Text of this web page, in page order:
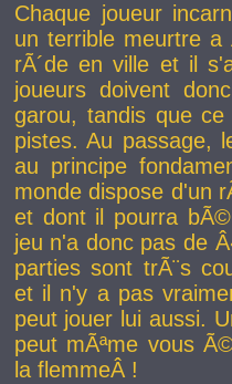
Chaque joueur
un terrible meurtre
rÃ´de en ville et il
joueurs doivent
garou, tandis que
pistes. Au passage,
au principe
monde dispose d'un
et dont il pourra
jeu n'a donc pas de
parties sont trÃ¨s
et il n'y a pas
peut jouer lui aussi.
peut mÃªme vous
la flemmeÂ !